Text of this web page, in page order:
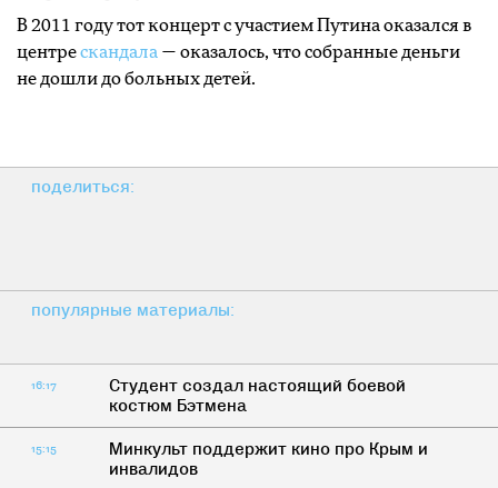
В 2011 году тот концерт с участием Путина оказался в
центрескандала — оказалось, что собранные деньги
не дошли до больных детей.
поделиться:
популярные материалы:
16:17
Студент создал настоящий боевой
костюм Бэтмена
15:15
Минкульт поддержит кино про Крым и
инвалидов